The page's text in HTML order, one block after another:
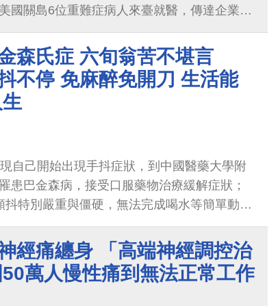
國關島6位重難症病人來臺就醫，傳達企業獻
的緬甸「龜背少年(特發性成年僵硬型胸腰椎
登上今年第7屆玉山論壇開幕式影片(醫療類
士。
森氏症 六旬翁苦不堪言
不停 免麻醉免開刀 生活能
自己開始出現手抖症狀，到中國醫藥大學附
患巴金森病，接受口服藥物治療緩解症狀；
特別嚴重與僵硬，無法完成喝水等簡單動
，也無法好好入睡，情緒大受打擊痛不欲
經痛纏身 「高端神經調控治
萬人慢性痛到無法正常工作